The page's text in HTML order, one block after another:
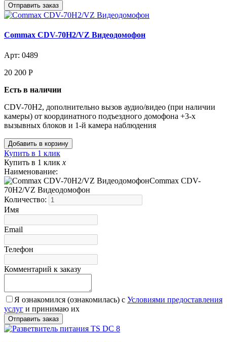
Commax CDV-70H2/VZ Видеодомофон
Арт: 0489
20 200 Р
Есть в наличии
CDV-70H2, дополнительно вызов аудио/видео (при наличии
камеры) от координатного подъездного домофона +3-х
вызывных блоков и 1-й камера наблюдения
Купить в 1 клик
Купить в 1 клик x
Наименование:
Commax CDV-
70H2/VZ Видеодомофон
Количество:
Имя
Email
Телефон
Комментарий к заказу
Я ознакомился (ознакомилась) с Условиями предоставления
услуг и принимаю их